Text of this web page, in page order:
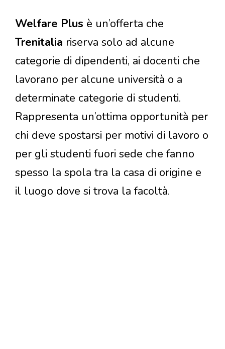
Welfare Plus è un’offerta che
Trenitalia riserva solo ad alcune
categorie di dipendenti, ai docenti che
lavorano per alcune università o a
determinate categorie di studenti.
Rappresenta un’ottima opportunità per
chi deve spostarsi per motivi di lavoro o
per gli studenti fuori sede che fanno
spesso la spola tra la casa di origine e
il luogo dove si trova la facoltà.